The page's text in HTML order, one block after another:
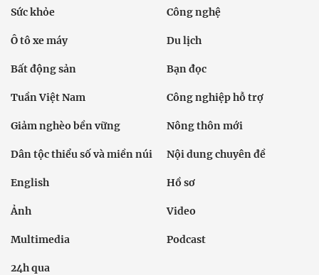
Sức khỏe Công nghệ
Ô tô xe máy Du lịch
Bất động sản Bạn đọc
Tuần Việt Nam Công nghiệp hỗ trợ
Giảm nghèo bền vững Nông thôn mới
Dân tộc thiểu số và miền núi Nội dung chuyên đề
English Hồ sơ
Ảnh Video
Multimedia Podcast
24h qua